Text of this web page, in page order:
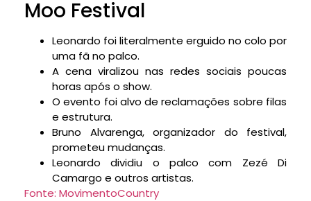
Moo Festival
Leonardo foi literalmente erguido no colo por
uma fã no palco.
A cena viralizou nas redes sociais poucas
horas após o show.
O evento foi alvo de reclamações sobre filas
e estrutura.
Bruno Alvarenga, organizador do festival,
prometeu mudanças.
Leonardo dividiu o palco com Zezé Di
Camargo e outros artistas.
Fonte: MovimentoCountry